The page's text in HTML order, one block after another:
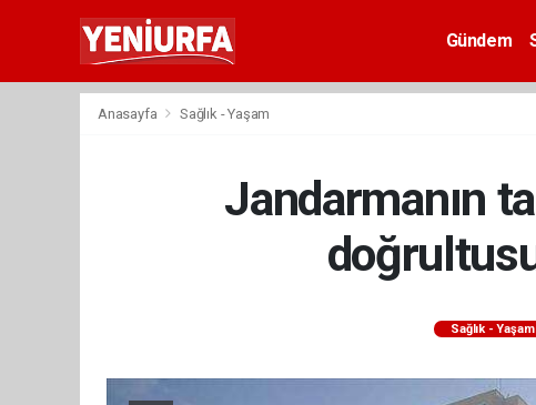
Gündem
Anasayfa Sağlık - Yaşam
Jandarmanın
Sağlık - Yaşam